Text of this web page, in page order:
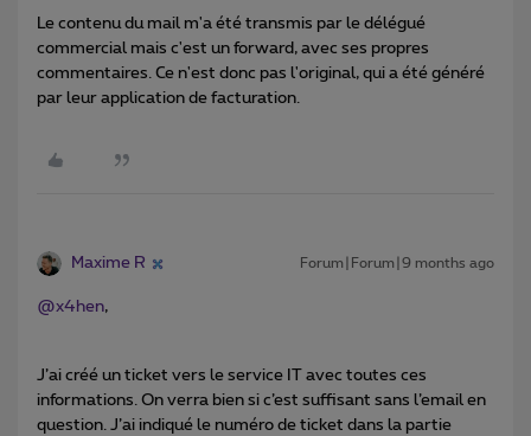
Le contenu du mail m'a été transmis par le délégué
commercial mais c'est un forward, avec ses propres
commentaires. Ce n'est donc pas l'original, qui a été généré
par leur application de facturation.
Maxime R Forum|Forum|9 months ago
@x4hen,
J’ai créé un ticket vers le service IT avec toutes ces
informations. On verra bien si c’est suffisant sans l’email en
question. J’ai indiqué le numéro de ticket dans la partie